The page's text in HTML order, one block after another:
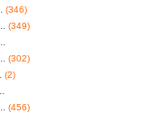
(346)
(349)
(302)
(2)
(456)